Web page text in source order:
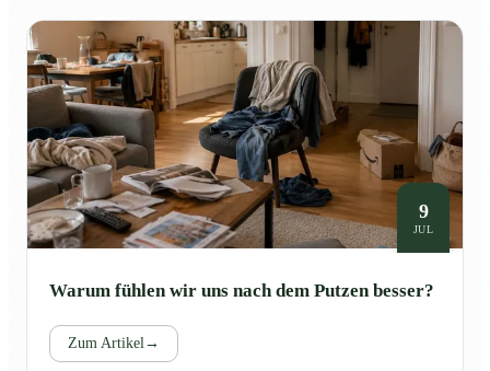
9
JUL
Warum fühlen wir uns nach dem Putzen besser?
Zum Artikel→